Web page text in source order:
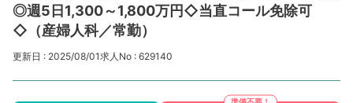
◎週5日1,300～1,800万円◇当直コール免除可
◇（産婦人科／常勤）
更新日 : 2025/08/01求人No : 629140